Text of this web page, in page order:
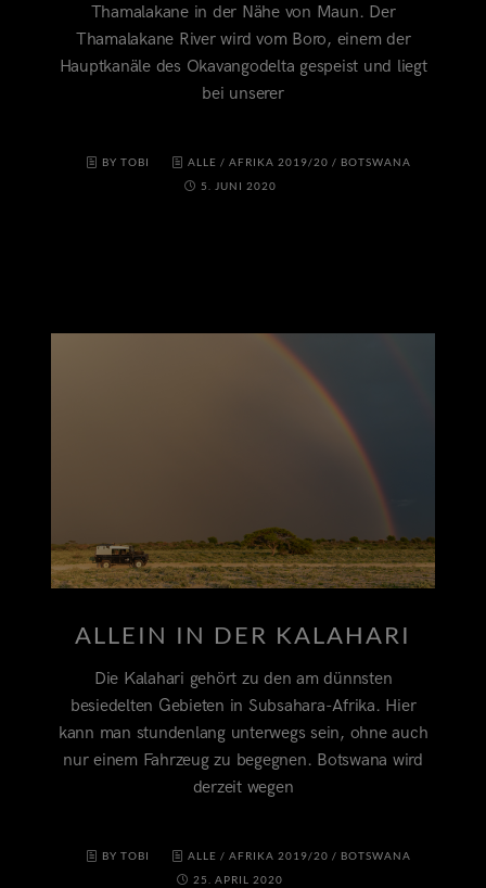
Thamalakane in der Nähe von Maun. Der
Thamalakane River wird vom Boro, einem der
Hauptkanäle des Okavangodelta gespeist und liegt
bei unserer
BY TOBI ALLE /AFRIKA 2019/20 / BOTSWANA
5. JUNI 2020
ALLEIN IN DER KALAHARI
Die Kalahari gehört zu den am dünnsten
besiedelten Gebieten in Subsahara-Afrika. Hier
kann man stundenlang unterwegs sein, ohne auch
nur einem Fahrzeug zu begegnen. Botswana wird
derzeit wegen
BY TOBI ALLE /AFRIKA 2019/20 / BOTSWANA
25. APRIL 2020